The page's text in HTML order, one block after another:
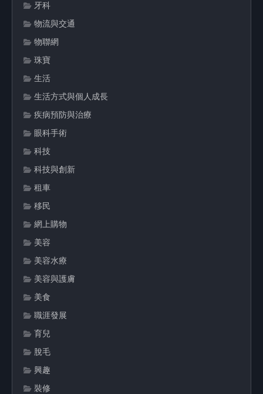
牙科
物流與交通
物聯網
珠寶
生活
生活方式與個人成長
疾病預防與治療
眼科手術
科技
科技與創新
租車
移民
網上購物
美容
美容水療
美容與護膚
美食
職涯發展
育兒
脫毛
興趣
裝修